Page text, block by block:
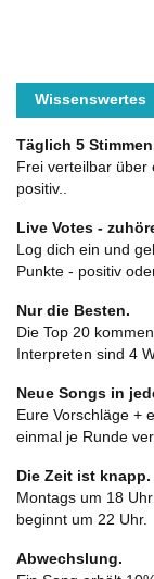
Wissenswertes
Täglich 5
Frei verteilbar über
positiv..
Live Votes -
Log dich ein und
Punkte - positiv
Nur die Besten.
Die Top 20
Interpreten sind 4
Neue Songs in
Eure Vorschläge +
einmal je Runde
Die Zeit ist knapp.
Montags um 18
beginnt um 22 Uhr.
Abwechslung.